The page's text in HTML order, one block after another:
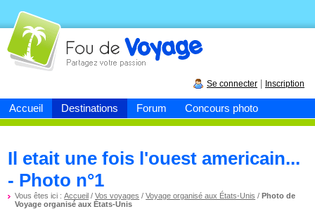
Accueil Destinations Forum Concours photo
Fou devoyage
Se connecter Inscription
Il etait une fois l'ouest americain...
- Photo n°1
Vous êtes ici :Accueil /Vos voyages /Voyage organisé aux États-Unis /Photo de
Voyage organisé aux États-Unis